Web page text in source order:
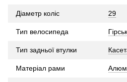
Діаметр коліс 29
Тип велосипеда
Тип задньої втулки
Матеріал рами